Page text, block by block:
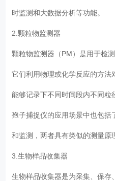
时监测和大数据分析等功能。
2.颗粒物监测器
颗粒物监测器（PM）是用于检
它们利用物理或化学反应的方法
能够记录下不同时间段内不同粒
孢子捕捉仪的应用场景中也包括
和监测，两者具有类似的测量原
3.生物样品收集器
生物样品收集器是为采集、保存